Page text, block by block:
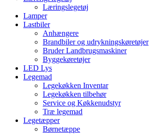
Læringslegetøj
Lamper
Lastbiler
Anhængere
Brandbiler og udrykningskøretøjer
Bruder Landbrugsmaskiner
Byggekøretøjer
LED Lys
Legemad
Legekøkken Inventar
Legekøkken tilbehør
Service og Køkkenudstyr
Træ legemad
Legetæpper
Børnetæppe